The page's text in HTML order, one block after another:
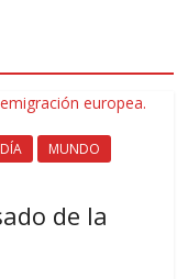
MUNDO
de la